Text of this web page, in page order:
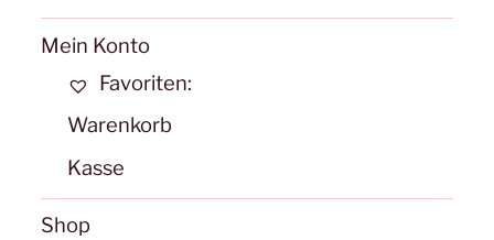
werden
Mein Konto
Favoriten:
Warenkorb
Kasse
Shop